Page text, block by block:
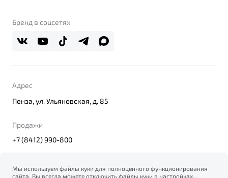
О дилерском центре
Правовая информация
Бренд в соцсетях
Адрес
Пенза, ул. Ульяновская, д. 85
Продажи
+7 (8412) 990-800
Мы используем файлы куки для полноценного функционирования
сайта. Вы всегда можете отключить файлы куки в настройках